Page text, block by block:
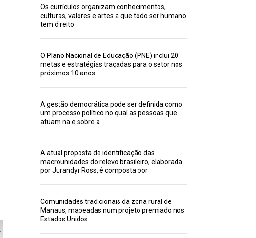
Os currículos organizam conhecimentos,
culturas, valores e artes a que todo ser humano
tem direito
O Plano Nacional de Educação (PNE) inclui 20
metas e estratégias traçadas para o setor nos
próximos 10 anos
A gestão democrática pode ser definida como
um processo político no qual as pessoas que
atuam na e sobre à
A atual proposta de identificação das
macrounidades do relevo brasileiro, elaborada
por Jurandyr Ross, é composta por
Comunidades tradicionais da zona rural de
Manaus, mapeadas num projeto premiado nos
Estados Unidos